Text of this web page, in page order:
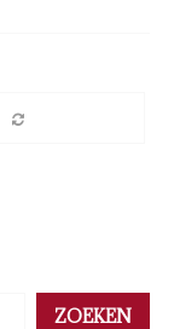
ZOEKEN